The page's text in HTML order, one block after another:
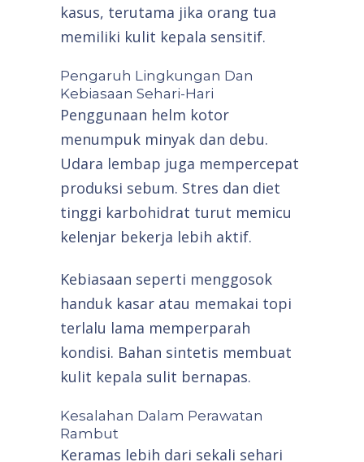
kasus, terutama jika orang tua
memiliki kulit kepala sensitif.
Pengaruh Lingkungan Dan
Kebiasaan Sehari-Hari
Penggunaan helm kotor
menumpuk minyak dan debu.
Udara lembap juga mempercepat
produksi sebum. Stres dan diet
tinggi karbohidrat turut memicu
kelenjar bekerja lebih aktif.
Kebiasaan seperti menggosok
handuk kasar atau memakai topi
terlalu lama memperparah
kondisi. Bahan sintetis membuat
kulit kepala sulit bernapas.
Kesalahan Dalam Perawatan
Rambut
Keramas lebih dari sekali sehari